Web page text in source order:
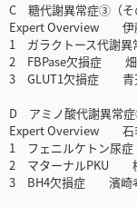
C 糖代謝異常症③（そ
Expert Overview 伊
1 ガラクトース代謝
2 FBPase欠損症 畑
3 GLUT1欠損症 青
D アミノ酸代謝異常
Expert Overview 石
1 フェニルケトン尿
2 マターナルPKU 横
3 BH4欠損症 濱崎